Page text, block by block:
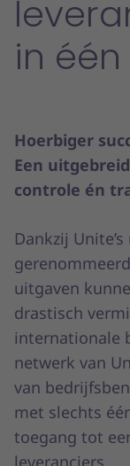
in één
Hoerbiger
Een
controle én
Dankzij
uitgaven
drastisch
internationale
netwerk van
van
met slechts
toegang tot